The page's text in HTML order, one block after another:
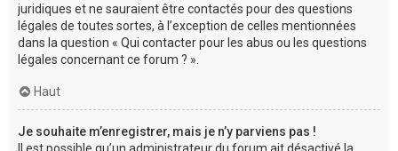
juridiques et ne sauraient être contactés pour des questions
légales de toutes sortes, à l’exception de celles mentionnées
dans la question « Qui contacter pour les abus ou les questions
légales concernant ce forum ? ».
Haut
Je souhaite m’enregistrer, mais je n’y parviens pas !
Il est possible qu’un administrateur du forum ait désactivé la